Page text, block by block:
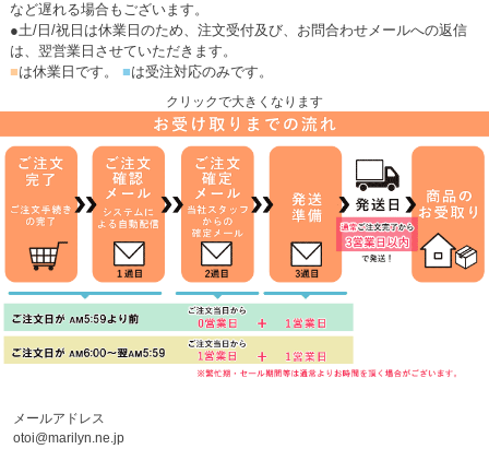
など遅れる場合もございます。
●土/日/祝日は休業日のため、注文受付及び、お問合わせメールへの返信
は、翌営業日させていただきます。
■は休業日です。 ■は受注対応のみです。
クリックで大きくなります
メールアドレス
otoi@marilyn.ne.jp